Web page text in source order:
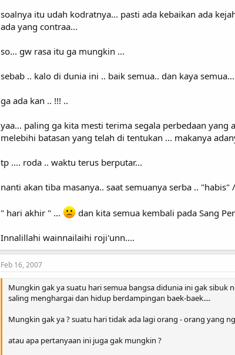
soalnya itu udah kodratnya... pasti ada kebaikan ada
ada yang contraa...
so... gw rasa itu ga mungkin ...
sebab .. kalo di dunia ini .. baik semua.. dan kaya
ga ada kan .. !!! ..
yaa... paling ga kita mesti terima segala perbedaan
melebihi batasan yang telah di tentukan ... makanya
tp .... roda .. waktu terus berputar...
nanti akan tiba masanya.. saat semuanya serba ..
" hari akhir " ... dan kita semua kembali pada Sang
Innalillahi wainnailaihi roji'unn....
Feb 16, 2007
Mungkin gak ya suatu hari semua bangsa didunia ini gak sibuk
saling menghargai dan hidup berdampingan baek-baek....
Mungkin gak ya ? suatu hari tidak ada lagi orang - orang yang
atau apa pertanyaan ini juga gak mungkin ?